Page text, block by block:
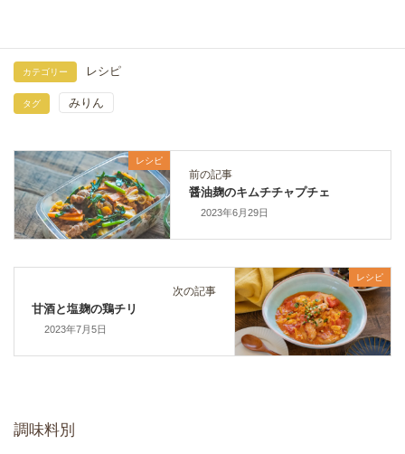
カテゴリー レシピ
タグ みりん
レシピ
前の記事
醤油麹のキムチチャプチェ
2023年6月29日
レシピ
次の記事
甘酒と塩麹の鶏チリ
2023年7月5日
調味料別